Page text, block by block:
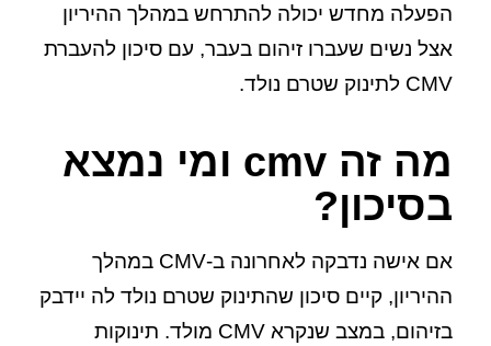
הפעלה מחדש יכולה להתרחש במהלך ההיריון
אצל נשים שעברו זיהום בעבר, עם סיכון להעברת
CMV לתינוק שטרם נולד.
מה זה cmv ומי נמצא
בסיכון?
אם אישה נדבקה לאחרונה ב-CMV במהלך
ההיריון, קיים סיכון שהתינוק שטרם נולד לה יידבק
בזיהום, במצב שנקרא CMV מולד. תינוקות